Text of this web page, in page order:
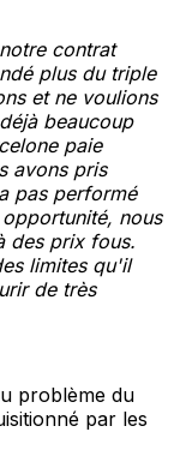
contrat
plus du triple
et ne voulions
beaucoup
paie
avons pris
pas performé
nous
des prix fous.
limites qu'il
de très
problème du
par les